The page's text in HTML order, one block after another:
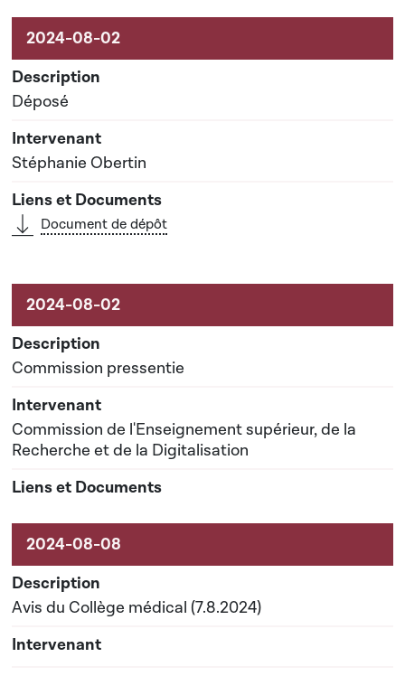
Activités sur le dossier
Déposé
Stéphanie Obertin
Document de dépôt
Commission pressentie
Commission de l'Enseignement supérieur, de la
Recherche et de la Digitalisation
Avis du Collège médical (7.8.2024)